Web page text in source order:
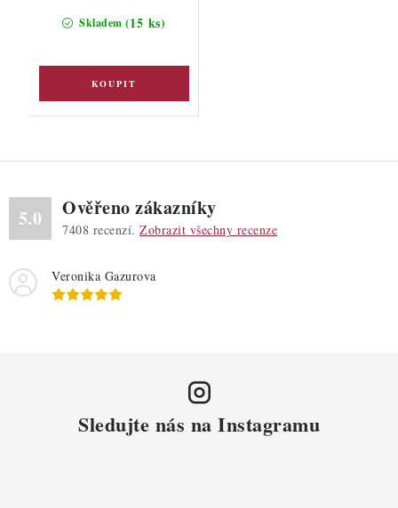
Skladem (15 ks)
5.0 Ověřeno zákazníky
7408 recenzí. Zobrazit všechny recenze
Veronika Gazurova
Sledujte nás na Instagramu